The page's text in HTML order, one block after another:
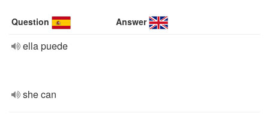
Question Answer
ella puede
she can